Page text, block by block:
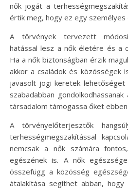
nők jogát a
értik meg, hogy ez egy
A törvények tervezett
hatással lesz a nők életére és a
Ha a nők biztonságban érzik
akkor a családok és közösségek
javasolt jogi keretek lehetőséget
szabadabban
társadalom támogassa őket
A törvényelőterjesztők
terhességmegszakítással
nemcsak a nők számára
egészének is. A nők
összefügg a közösség
átalakítása segíthet abban,